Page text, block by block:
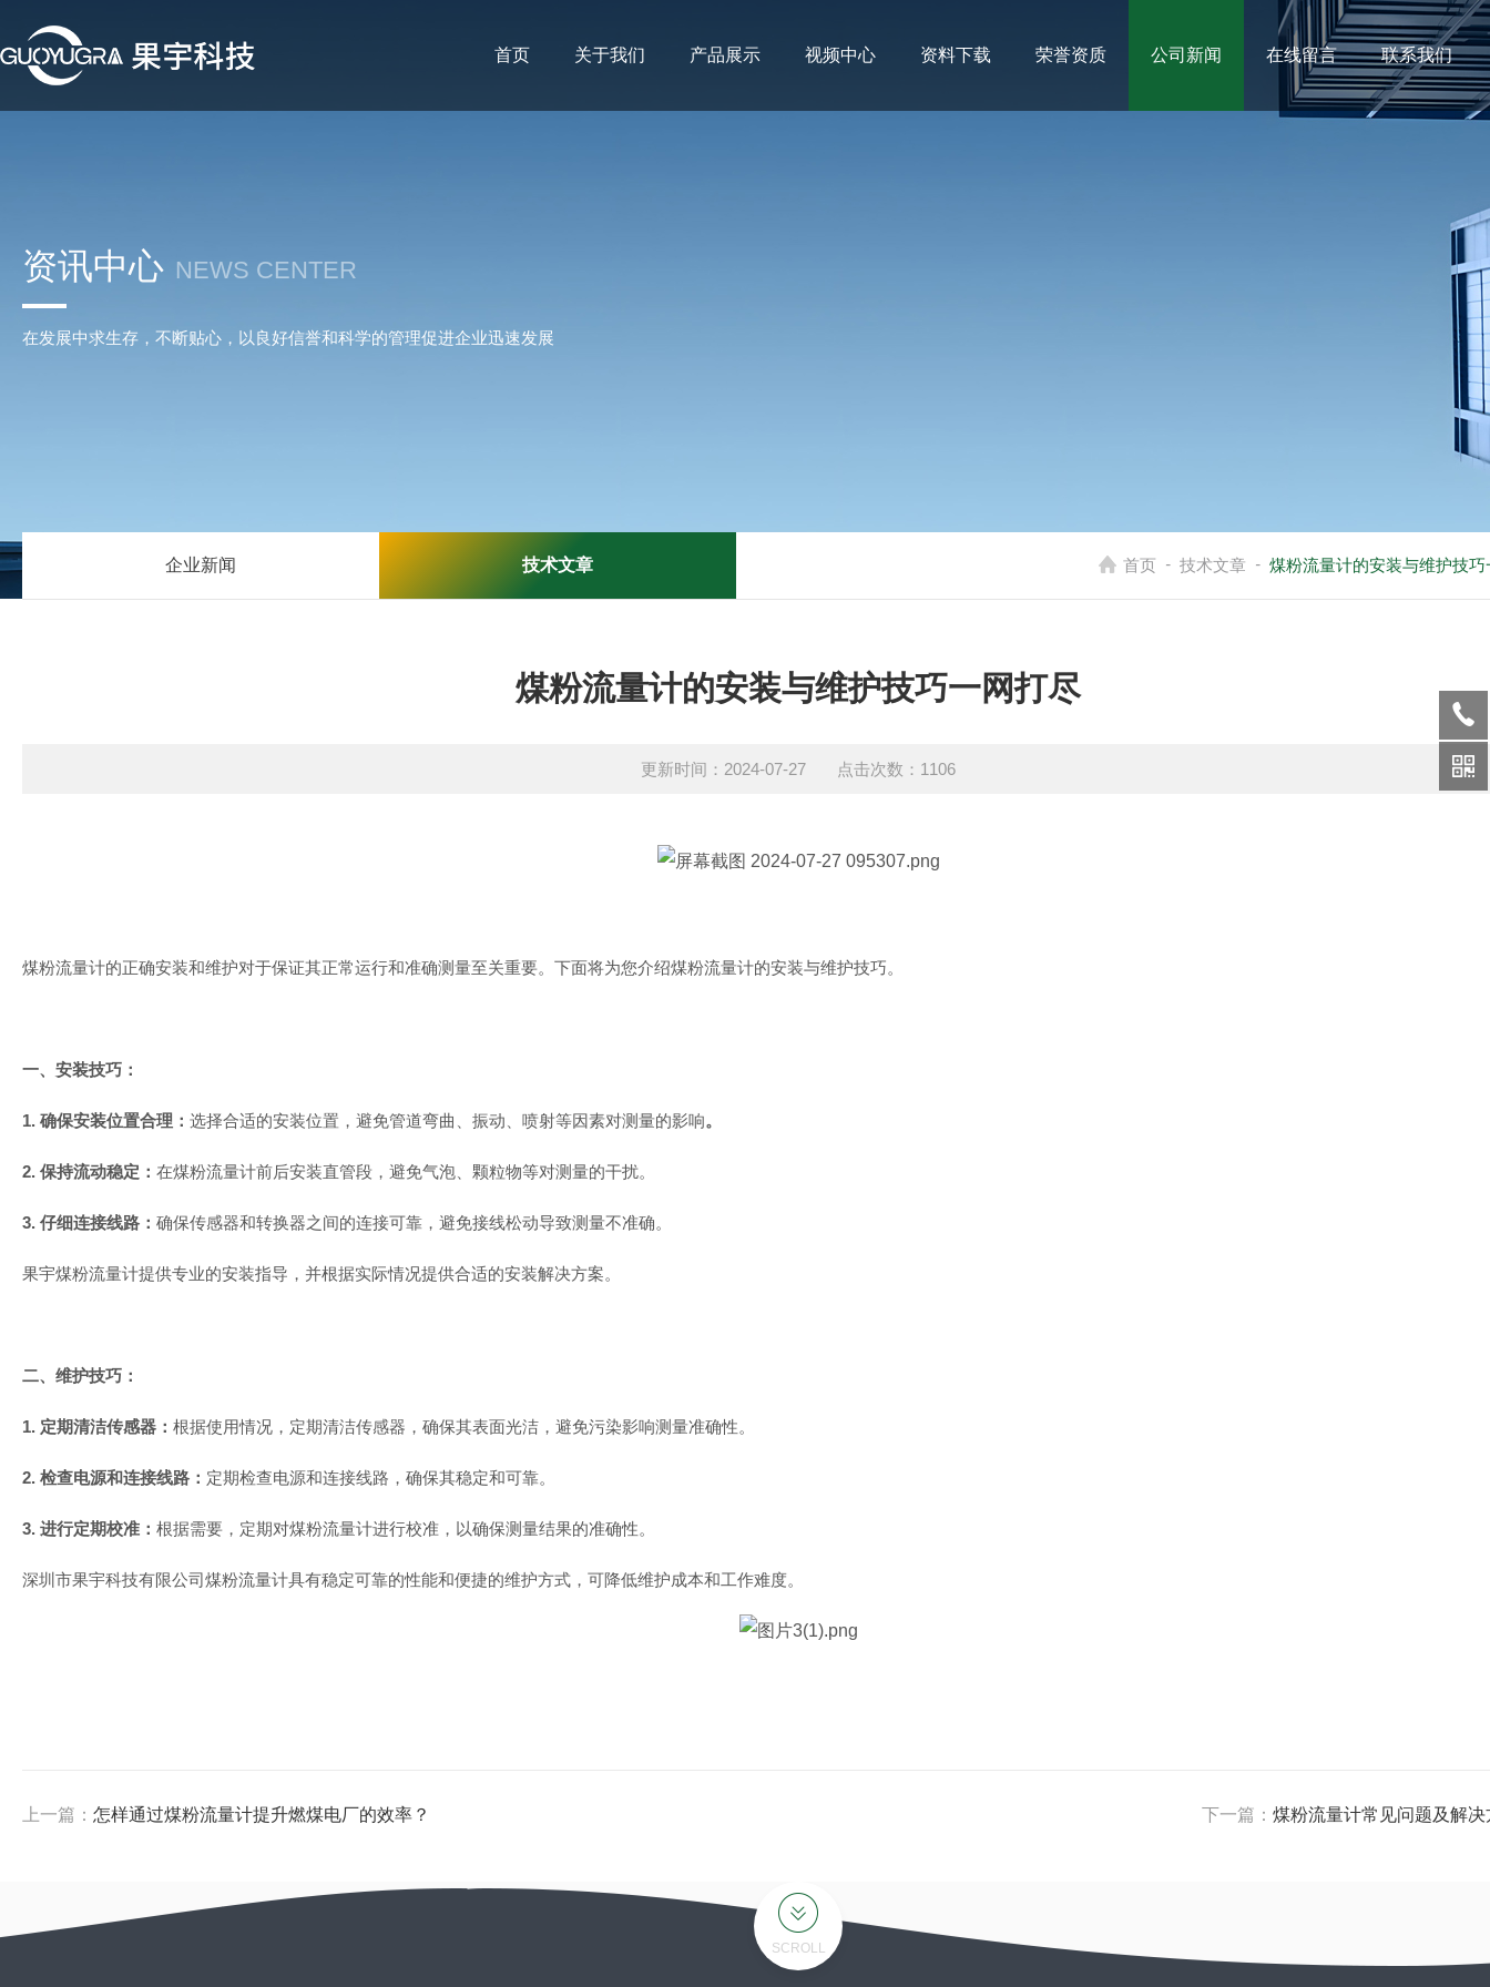
首页 关于我们 产品展示 视频中心 资料下载 荣誉资质 公司新闻 在线留言 联系我们
资讯中心 NEWS CENTER
在发展中求生存，不断贴心，以良好信誉和科学的管理促进企业迅速发展
首页 - 技术文章 - 煤粉流量计的安装与维护技巧
企业新闻 技术文章
煤粉流量计的安装与维护技巧一网打尽
更新时间：2024-07-27 点击次数：1106
煤粉流量计的正确安装和维护对于保证其正常运行和准确测量至关重要。下面将为您介绍煤粉流量计的安装与维护技巧。
一、安装技巧：
1. 确保安装位置合理： 选择合适的安装位置，避免管道弯曲、振动、喷射等因素对测量的影响。
2. 保持流动稳定： 在煤粉流量计前后安装直管段，避免气泡、颗粒物等对测量的干扰。
3. 仔细连接线路： 确保传感器和转换器之间的连接可靠，避免接线松动导致测量不准确。
果宇煤粉流量计提供专业的安装指导，并根据实际情况提供合适的安装解决方案。
二、维护技巧：
1. 定期清洁传感器： 根据使用情况，定期清洁传感器，确保其表面光洁，避免污染影响测量准确性。
2. 检查电源和连接线路： 定期检查电源和连接线路，确保其稳定和可靠。
3. 进行定期校准： 根据需要，定期对煤粉流量计进行校准，以确保测量结果的准确性。
深圳市果宇科技有限公司煤粉流量计具有稳定可靠的性能和便捷的维护方式，可降低维护成本和工作难度。
上一篇： 怎样通过煤粉流量计提升燃煤电厂的效率？ 下一篇： 煤粉流量计常见问题及解
SCROLL